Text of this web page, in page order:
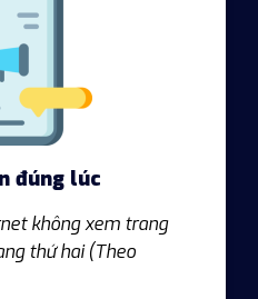
đúng lúc
không xem trang
thứ hai (Theo